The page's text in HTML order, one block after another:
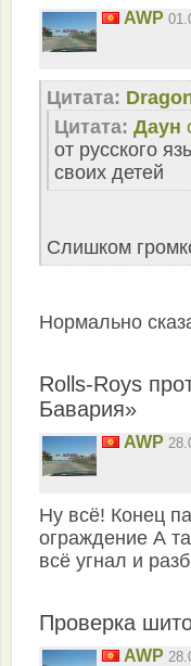
AWP
Цитата:
Цитата: Даун
от русского
своих детей
Слишком
Нормально
Rolls-Roys
Бавария»
AWP
Ну всё! Конец
ограждение А
всё угнал и
Проверка
AWP